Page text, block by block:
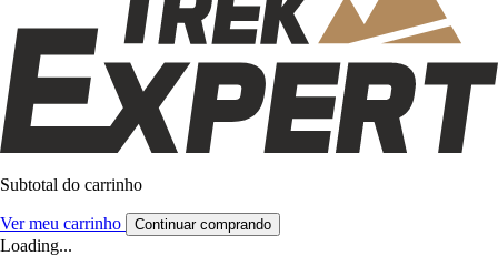
Subtotal do carrinho
Ver meu carrinho Continuar comprando
Loading...